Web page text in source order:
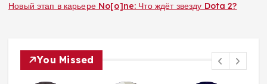
Новый этап в карьере No[o]ne: Что ждёт звезду Dota 2?
You Missed